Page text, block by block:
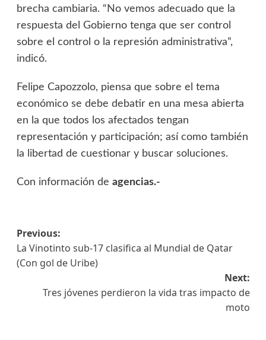
brecha cambiaria. “No vemos adecuado que la
respuesta del Gobierno tenga que ser control
sobre el control o la represión administrativa”,
indicó.
Felipe Capozzolo, piensa que sobre el tema
económico se debe debatir en una mesa abierta
en la que todos los afectados tengan
representación y participación; así como también
la libertad de cuestionar y buscar soluciones.
Con información de agencias.-
Previous:
La Vinotinto sub-17 clasifica al Mundial de Qatar
(Con gol de Uribe)
Next:
Tres jóvenes perdieron la vida tras impacto de
moto